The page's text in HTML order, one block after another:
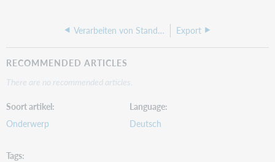
Verarbeiten von Standing Order Informationen über die erweiterte Schnittstelle Export
RECOMMENDED ARTICLES
There are no recommended articles.
Soort artikel
Onderwerp
Language
Deutsch
Tags